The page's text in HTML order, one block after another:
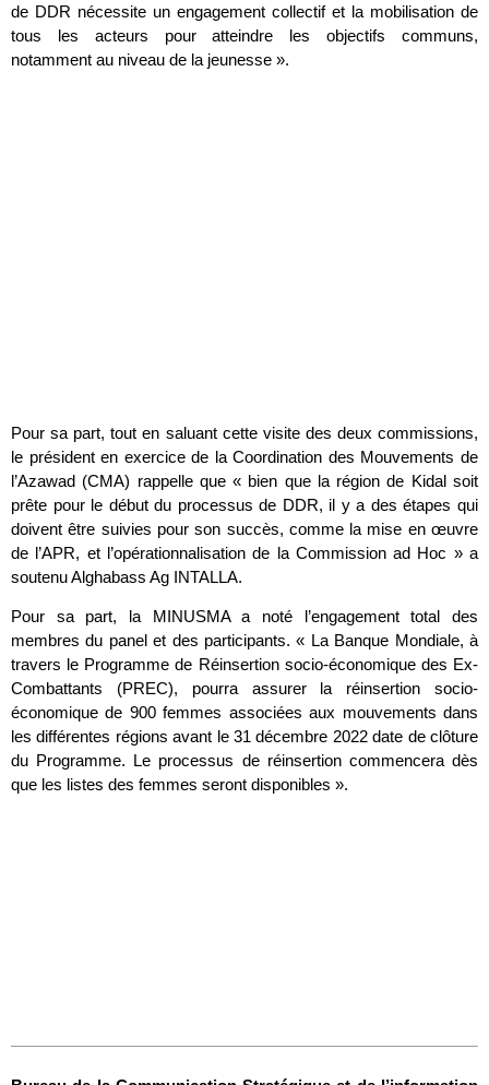
de DDR nécessite un engagement collectif et la mobilisation de
tous les acteurs pour atteindre les objectifs communs,
notamment au niveau de la jeunesse ».
Pour sa part, tout en saluant cette visite des deux commissions,
le président en exercice de la Coordination des Mouvements de
l’Azawad (CMA) rappelle que « bien que la région de Kidal soit
prête pour le début du processus de DDR, il y a des étapes qui
doivent être suivies pour son succès, comme la mise en œuvre
de l’APR, et l’opérationnalisation de la Commission ad Hoc » a
soutenu Alghabass Ag INTALLA.
Pour sa part, la MINUSMA a noté l’engagement total des
membres du panel et des participants. « La Banque Mondiale, à
travers le Programme de Réinsertion socio-économique des Ex-
Combattants (PREC), pourra assurer la réinsertion socio-
économique de 900 femmes associées aux mouvements dans
les différentes régions avant le 31 décembre 2022 date de clôture
du Programme. Le processus de réinsertion commencera dès
que les listes des femmes seront disponibles ».